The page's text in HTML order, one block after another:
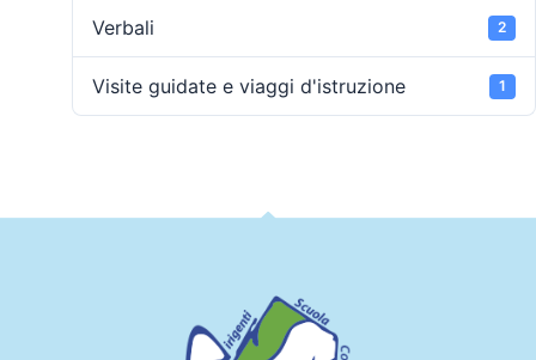
Verbali 2
Visite guidate e viaggi d'istruzione 1